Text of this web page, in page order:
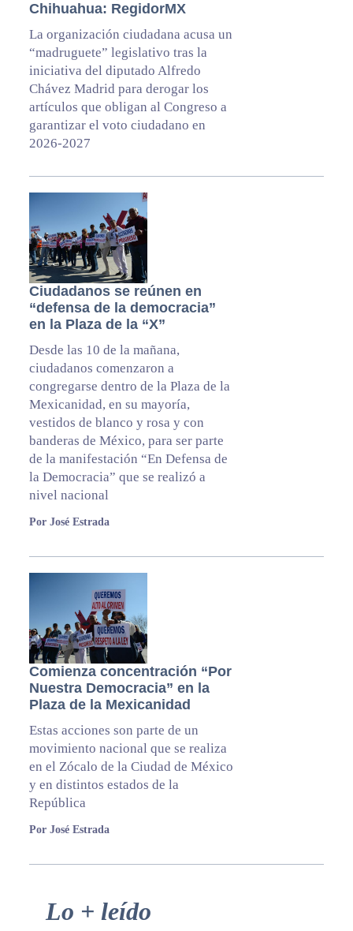
Chihuahua: RegidorMX
La organización ciudadana acusa un
“madruguete” legislativo tras la
iniciativa del diputado Alfredo
Chávez Madrid para derogar los
artículos que obligan al Congreso a
garantizar el voto ciudadano en
2026-2027
Ciudadanos se reúnen en
“defensa de la democracia”
en la Plaza de la “X”
Desde las 10 de la mañana,
ciudadanos comenzaron a
congregarse dentro de la Plaza de la
Mexicanidad, en su mayoría,
vestidos de blanco y rosa y con
banderas de México, para ser parte
de la manifestación “En Defensa de
la Democracia” que se realizó a
nivel nacional
Por José Estrada
Comienza concentración “Por
Nuestra Democracia” en la
Plaza de la Mexicanidad
Estas acciones son parte de un
movimiento nacional que se realiza
en el Zócalo de la Ciudad de México
y en distintos estados de la
República
Por José Estrada
Primary
Sidebar
Lo + leído